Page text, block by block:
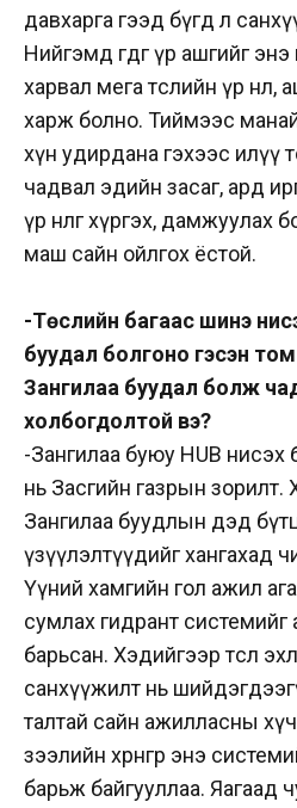
давхарга гээд бүгд л
Нийгэмд өгдөг үр ашгийг
харвал мега төслийн үр
харж болно. Тиймээс
хүн удирдана гэхээс илүү
чадвал эдийн засаг, ард
үр нөлөөг хүргэх,
маш сайн ойлгох ёстой.
-Төслийн багаас шинэ
буудал болгоно гэсэн
Зангилаа буудал болж
холбогдолтой вэ?
-Зангилаа буюу HUB нисэх
нь Засгийн газрын зорилт.
Зангилаа буудлын дэд
үзүүлэлтүүдийг хангахад
Үүний хамгийн гол ажил
сумлах гидрант системийг
барьсан. Хэдийгээр төсөл
санхүүжилт нь
талтай сайн ажилласны
зээлийн хөрөнгөөр энэ
барьж байгууллаа. Яагаад